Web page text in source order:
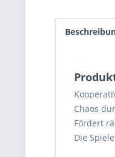
Chaos
Fördert
Die